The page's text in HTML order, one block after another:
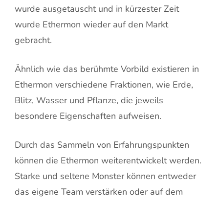
wurde ausgetauscht und in kürzester Zeit
wurde Ethermon wieder auf den Markt
gebracht.
Ähnlich wie das berühmte Vorbild existieren in
Ethermon verschiedene Fraktionen, wie Erde,
Blitz, Wasser und Pflanze, die jeweils
besondere Eigenschaften aufweisen.
Durch das Sammeln von Erfahrungspunkten
können die Ethermon weiterentwickelt werden.
Starke und seltene Monster können entweder
das eigene Team verstärken oder auf dem